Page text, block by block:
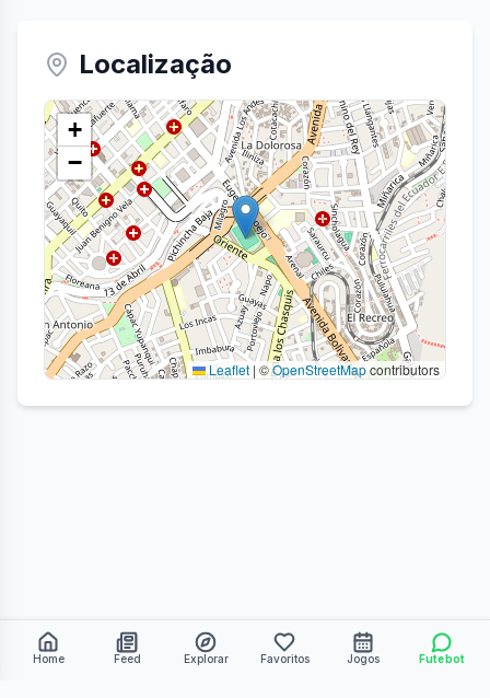
Localização
+
−
Leaflet | ©OpenStreetMapcontributors
Home Feed Explorar Favoritos Jogos Futebot